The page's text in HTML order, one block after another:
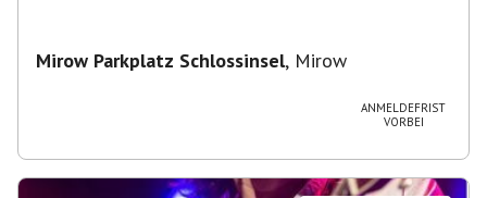
Mirow Parkplatz Schlossinsel, Mirow
ANMELDEFRIST
VORBEI